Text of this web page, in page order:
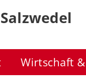
Wirtschaft